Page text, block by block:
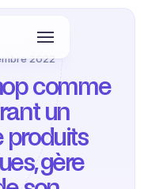
2022
comme
un
produits
gère